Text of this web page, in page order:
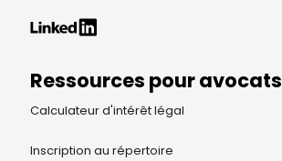
Ressources pour avocats
Calculateur d'intérêt légal
Inscription au répertoire